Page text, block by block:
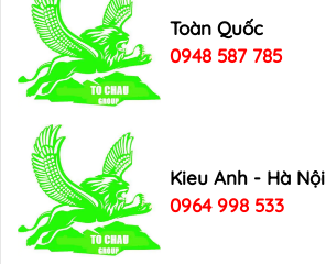
Toàn Quốc
0948 587 785
Kieu Anh - Hà Nội
0964 998 533